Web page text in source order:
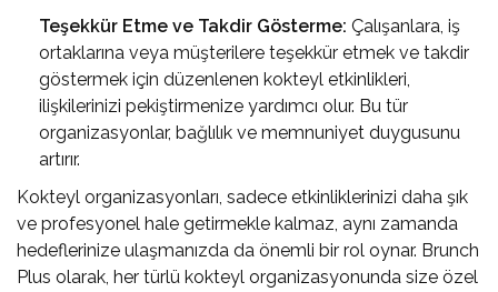
Teşekkür Etme ve Takdir Gösterme: Çalışanlara, iş
ortaklarına veya müşterilere teşekkür etmek ve takdir
göstermek için düzenlenen kokteyl etkinlikleri,
ilişkilerinizi pekiştirmenize yardımcı olur. Bu tür
organizasyonlar, bağlılık ve memnuniyet duygusunu
artırır.
Kokteyl organizasyonları, sadece etkinliklerinizi daha şık
ve profesyonel hale getirmekle kalmaz, aynı zamanda
hedeflerinize ulaşmanızda da önemli bir rol oynar. Brunch
Plus olarak, her türlü kokteyl organizasyonunda size özel